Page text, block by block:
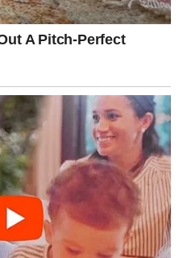
vodi nešto više, nešto
je istina.
te nagrađuje